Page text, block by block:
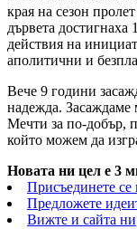
края на сезон
дървета
действия на
аполитични и
Вече 9 години
надежда. Засаждаме
Мечти за по-добър,
който можем да
Новата ни цел е 3
Присъединете
Предложете
Вижте и сайта ни